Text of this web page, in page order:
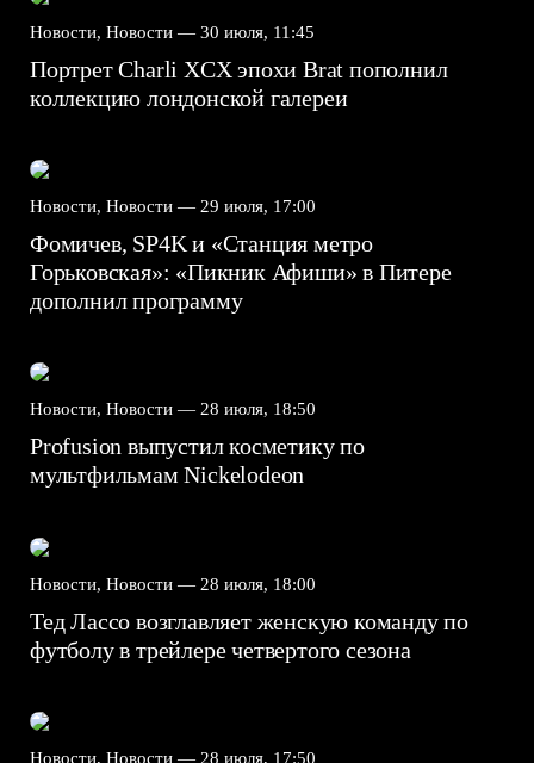
Новости, Новости — 30 июля, 11:45
Портрет Charli XCX эпохи Brat пополнил
коллекцию лондонской галереи
Новости, Новости — 29 июля, 17:00
Фомичев, SP4K и «Станция метро
Горьковская»: «Пикник Афиши» в Питере
дополнил программу
Новости, Новости — 28 июля, 18:50
Profusion выпустил косметику по
мультфильмам Nickelodeon
Новости, Новости — 28 июля, 18:00
Тед Лассо возглавляет женскую команду по
футболу в трейлере четвертого сезона
Новости, Новости — 28 июля, 17:50